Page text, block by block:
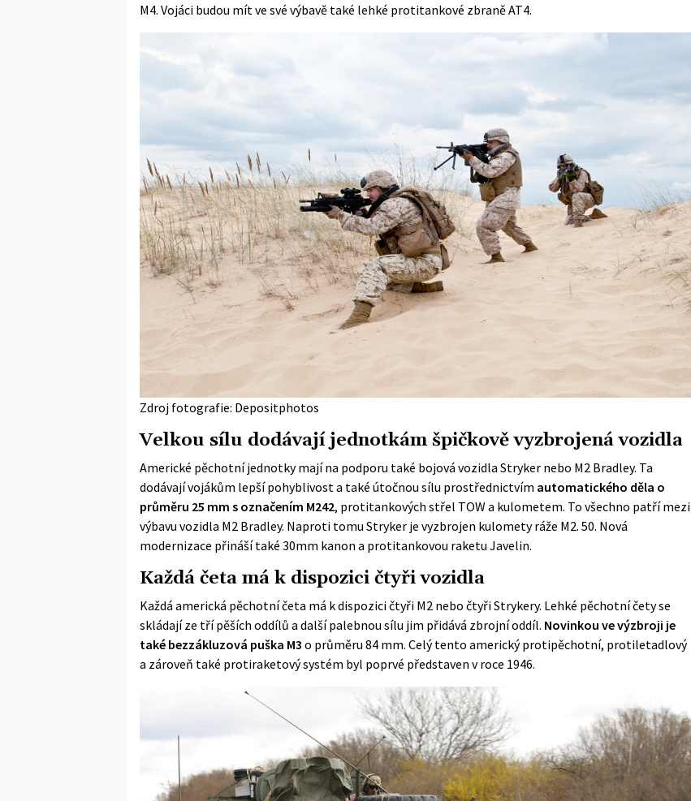
M4. Vojáci budou mít ve své výbavě také lehké protitankové zbraně AT4.
Zdroj fotografie: Depositphotos
Velkou sílu dodávají jednotkám špičkově vyzbrojená vozidla
Americké pěchotní jednotky mají na podporu také bojová vozidla Stryker nebo M2 Bradley. Ta
dodávají vojákům lepší pohyblivost a také útočnou sílu prostřednictvím automatického děla o
průměru 25 mm s označením M242, protitankových střel TOW a kulometem. To všechno patří mezi
výbavu vozidla M2 Bradley. Naproti tomu Stryker je vyzbrojen kulomety ráže M2. 50. Nová
modernizace přináší také 30mm kanon a protitankovou raketu Javelin.
Každá četa má k dispozici čtyři vozidla
Každá americká pěchotní četa má k dispozici čtyři M2 nebo čtyři Strykery. Lehké pěchotní čety se
skládají ze tří pěších oddílů a další palebnou sílu jim přidává zbrojní oddíl. Novinkou ve výzbroji je
také bezzákluzová puška M3 o průměru 84 mm. Celý tento americký protipěchotní, protiletadlový
a zároveň také protiraketový systém byl poprvé představen v roce 1946.